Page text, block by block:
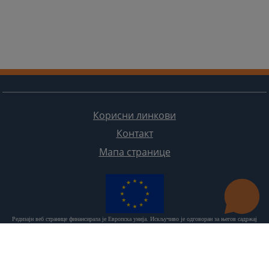
Корисни линкови
Контакт
Мапа странице
Редизајн веб странице финансирала је Европска унија. Искључиво је одговоран за његов садржај